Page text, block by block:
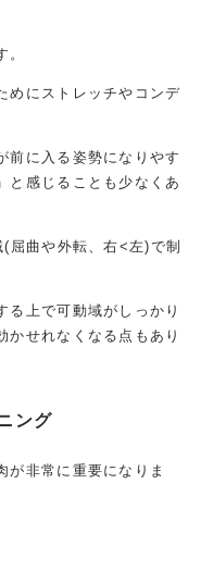
めにストレッチやコンデ
前に入る姿勢になりやす
と感じることも少なくあ
屈曲や外転、右<左)で制
る上で可動域がしっかり
かせれなくなる点もあり
ング
が非常に重要になりま